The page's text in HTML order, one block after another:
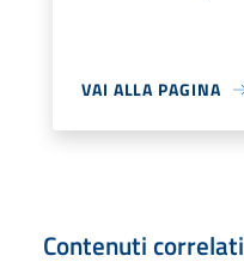
VAI ALLA PAGINA
Contenuti correlati